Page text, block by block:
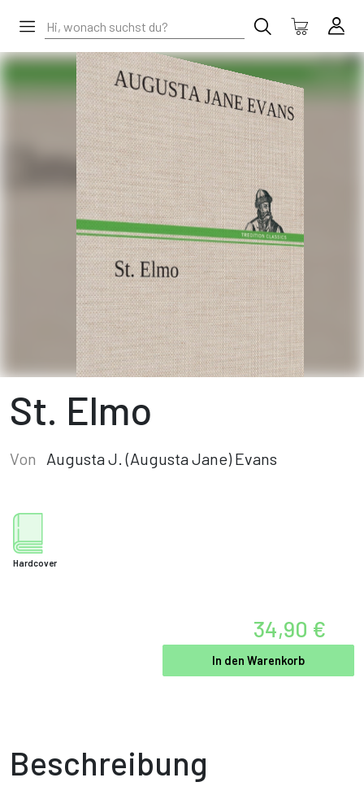
St. Elmo
Von Augusta J. (Augusta Jane) Evans
Hardcover
34,90 €
In den Warenkorb
Beschreibung